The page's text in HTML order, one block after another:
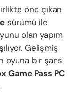
öne çıkan
sürümü ile
olan yapım
Gelişmiş
oyuna bir şans
Game Pass PC